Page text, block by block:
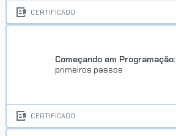
CERTIFICADO
Começando em Programação:
primeiros passos
CERTIFICADO